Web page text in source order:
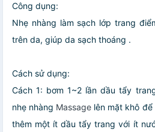
Công dụng:
Nhẹ nhàng làm sạch lớp trang
trên da, giúp da sạch thoáng .
Cách sử dụng:
Cách 1: bơm 1~2 lần dầu tẩy
nhẹ nhàng Massage lên mặt khô
thêm một ít dầu tẩy trang với ít